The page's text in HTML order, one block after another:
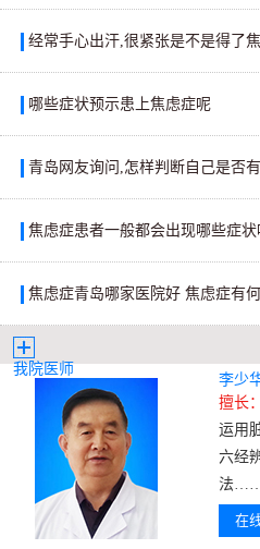
经常手心出汗,很紧张是不是得了
哪些症状预示患上焦虑症呢
青岛网友询问,怎样判断自己是否
焦虑症患者一般都会出现哪些症状
焦虑症青岛哪家医院好 焦虑症有
我院医师
李少
擅长：
运用
六经
法……
在